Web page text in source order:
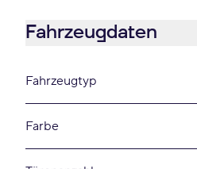
Fahrzeugdaten
Fahrzeugtyp
Farbe